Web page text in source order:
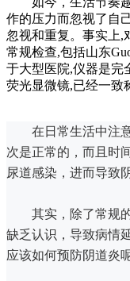
作的压力而忽视了自
忽视和重复。事实上,
常规检查,包括山东
于大型医院,仪器是完
荧光显微镜,已经一致
在日常生活中注意
次是正常的，而且时
尿道感染，进而导致
其实，除了常规的
缺乏认识，导致病情
应该如何预防阴道炎